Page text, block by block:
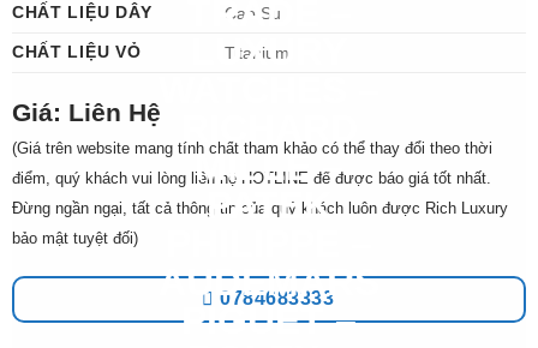
CHẤT LIỆU DÂY
Cao Su
CHẤT LIỆU VỎ
Titanium
Giá: Liên Hệ
(Giá trên website mang tính chất tham khảo có thể thay đổi theo thời
điểm, quý khách vui lòng liên hệ HOTLINE để được báo giá tốt nhất.
Đừng ngần ngại, tất cả thông tin của quý khách luôn được Rich Luxury
bảo mật tuyệt đối)
0784683333